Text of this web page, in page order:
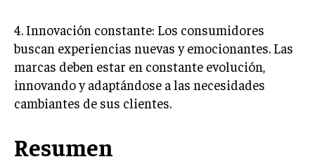
SOCIAL
BLOG
Silvia Delgado
4. Innovación constante: Los consumidores
buscan experiencias nuevas y emocionantes. Las
marcas deben estar en constante evolución,
innovando y adaptándose a las necesidades
cambiantes de sus clientes.
Resumen